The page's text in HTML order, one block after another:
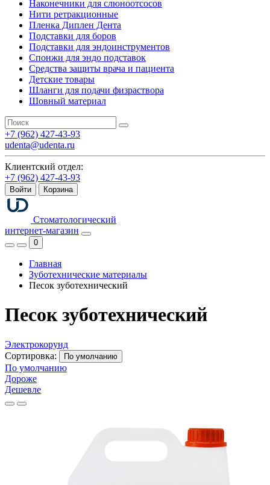
Наконечники для слюноотсосов
Нити ретракционные
Пленка Диплен Дента
Подставки для боров
Подставки для эндоинструментов
Спонжи для эндо подставок
Средства защиты врача и пациента
Детские товары
Шланги для подачи физраствора
Шовный материал
+7 (962) 427-43-93
udenta@udenta.ru
Клиентский отдел:
+7 (962) 427-43-93
Войти Корзина
Стоматологический
интернет-магазин
0
Главная
Зуботехнические материалы
Песок зуботехнический
Песок зуботехнический
Электрокорунд
Сортировка:
По умолчанию
По умолчанию
Дороже
Дешевле